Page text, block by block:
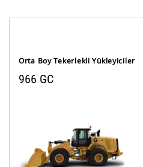
Orta Boy Tekerlekli Yükleyiciler
966 GC